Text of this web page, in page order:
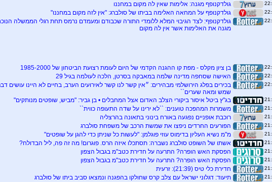
גולדקנופף מגנה: אלימות שאין לה מקום במחננו
גולדקנופף על המחאה האלימה בביתו של סולברג: "אין לזה מקום במחננו"
גולדקנופף: לצד הגיבוי המלא ללומדי התורה שכבודם ומעמדם נרמס תחת רגלי הממשלה
מגנה את האלימות אשר אין לה מקום
בן ציון מקלס - מפת קו ההגנה הקדמי של היום לעומת רצועת הביטחון של 1985-2000
האישה שסחפה מדינה שלמה במאבקה בסרטן, הלכה לעולמה בגיל 29
בכירים בפלג הירושלמי מבהירים: ״אין קשר לנו קשר לאירועים הערב, בחיים לא היינו עושים
שמש ומאה שערים``
בג"ץ ביטל איסור ביקורי הצלב האדום אצל המחבלים • בן גביר: "מביש, שופטים מנותקים"
משמרות המהפכה טוענים: ``לא ירינו על שדה התעופה כווית``
רוכבת אופניים נפגעה באורח בינוני בתאונה בהרצליה
הפורעים החרדים ניפצו את שמשת הרכב של משפחת סולברג
מ"מ נשיא העליון בדימוס עוזי פוגלמן: "לעשות כל שניתן כדי להגן על שופטים"
אשתו של השופט סולברג נשברה: תסתכלו איזה הרס. פוגרום! מה זה פה, ליל הבדולח?
הפסקת האש הופרה? התרעה על חדירת כטב"מ בגבול הצפון
הפסקת האש הופרה? התרעה על חדירת כטב"מ בגבול הצפון
חדירת כלי טיס (21:39): זרעית
תיעוד: דגלוני ישראל עם צלב קרס שחולקו בהפגנה ונמצאו סביב ביתו של סולברג